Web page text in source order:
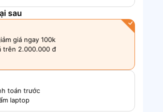
sau
giá ngay 100k
trên 2.000.000 đ
toán trước
laptop